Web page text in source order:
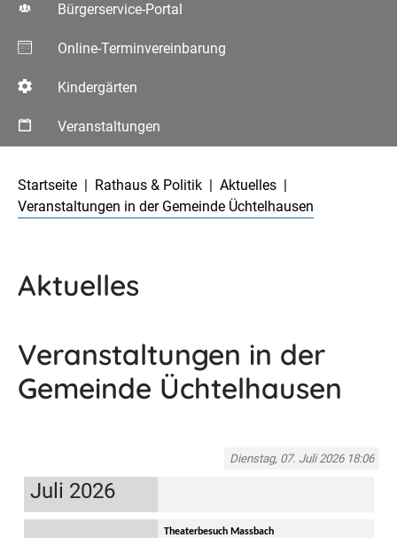
Bürgerservice-Portal
Online-Terminvereinbarung
Kindergärten
Veranstaltungen
Startseite
Rathaus & Politik
Aktuelles
Veranstaltungen in der Gemeinde Üchtelhausen
Aktuelles
Veranstaltungen in der
Gemeinde Üchtelhausen
Dienstag, 07. Juli 2026 18:06
Juli 2026
Theaterbesuch Massbach